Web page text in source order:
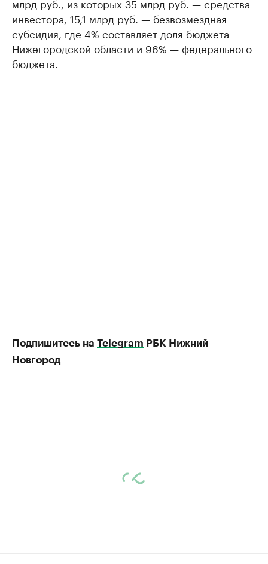
инвестора, 15,1 млрд руб. — безвозмездная
субсидия, где 4% составляет доля бюджета
Нижегородской области и 96% — федерального
бюджета.
Подпишитесь на Telegram РБК Нижний
Новгород